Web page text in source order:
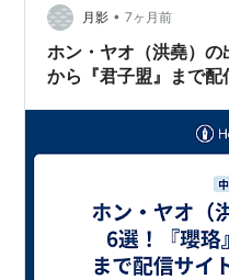
ー小説。主演には、圧倒
ン・ボーランと、若手実
ウェイロンを迎え、性格
月影 • 7ヶ月前
ホン・ヤオ（洪堯）の
から『君子盟』まで